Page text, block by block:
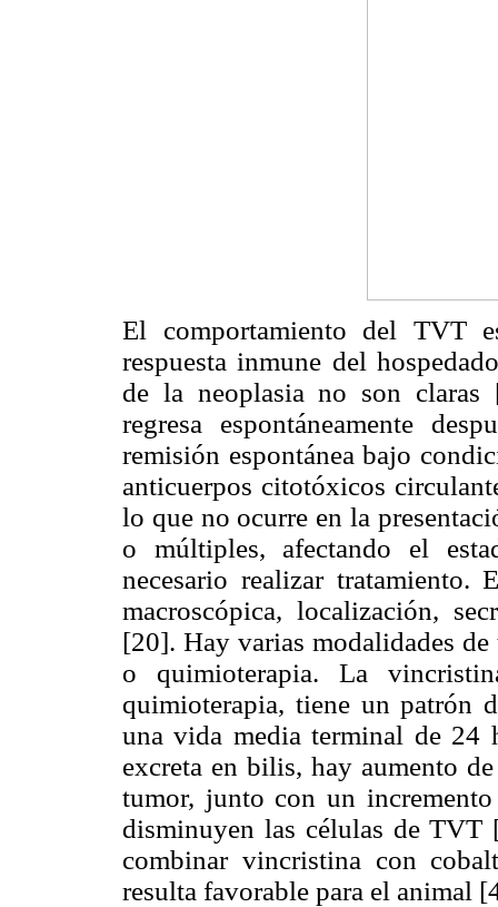
El comportamiento del TVT
respuesta inmune del
de la neoplasia no son claras
regresa espontáneamente
remisión espontánea bajo
anticuerpos citotóxicos
lo que no ocurre en la
o múltiples, afectando el
necesario realizar
macroscópica, localización,
[20]. Hay varias modalidades
o quimioterapia. La
quimioterapia, tiene un patrón
una vida media terminal de 24
excreta en bilis, hay aumento
tumor, junto con un
disminuyen las células de TVT
combinar vincristina con
resulta favorable para el animal